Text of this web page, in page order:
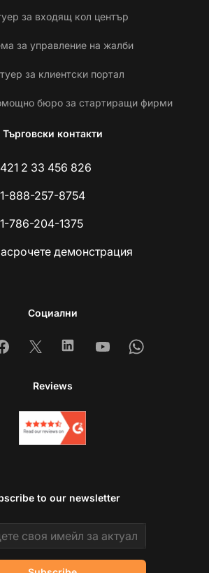
за входящ кол център
за управление на жалби
за клиентски портал
бюро за стартиращи фирми
Търговски контакти
2 33 456 826
888-257-8754
786-204-1375
демонстрация
Социални
Facebook
X LinkedinYoutubeWhatsapp
Reviews
to our newsletter